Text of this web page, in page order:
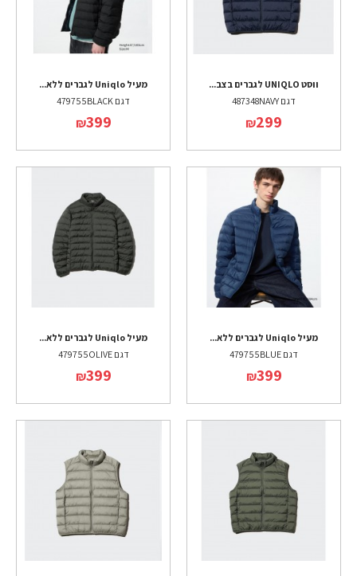
ווסט UNIQLO לגברים בצב...
דגם 487348NAVY
₪299
מעיל Uniqlo לגברים ללא...
דגם 479755BLACK
₪399
מעיל Uniqlo לגברים ללא...
דגם 479755BLUE
₪399
מעיל Uniqlo לגברים ללא...
דגם 479755OLIVE
₪399